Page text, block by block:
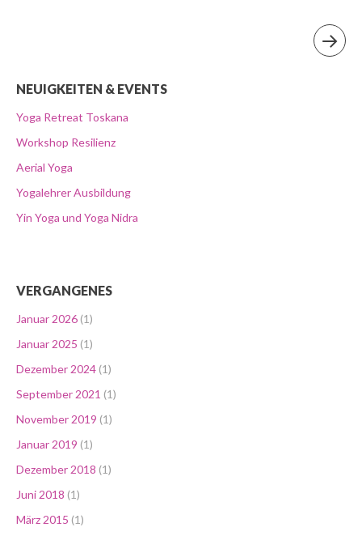
NEUIGKEITEN & EVENTS
Yoga Retreat Toskana
Workshop Resilienz
Aerial Yoga
Yogalehrer Ausbildung
Yin Yoga und Yoga Nidra
VERGANGENES
Januar 2026 (1)
Januar 2025 (1)
Dezember 2024 (1)
September 2021 (1)
November 2019 (1)
Januar 2019 (1)
Dezember 2018 (1)
Juni 2018 (1)
März 2015 (1)